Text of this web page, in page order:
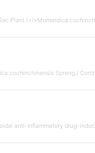
Plant (<i>Momordica
cochinchinensis Spreng.)
anti-inflammatory drug-